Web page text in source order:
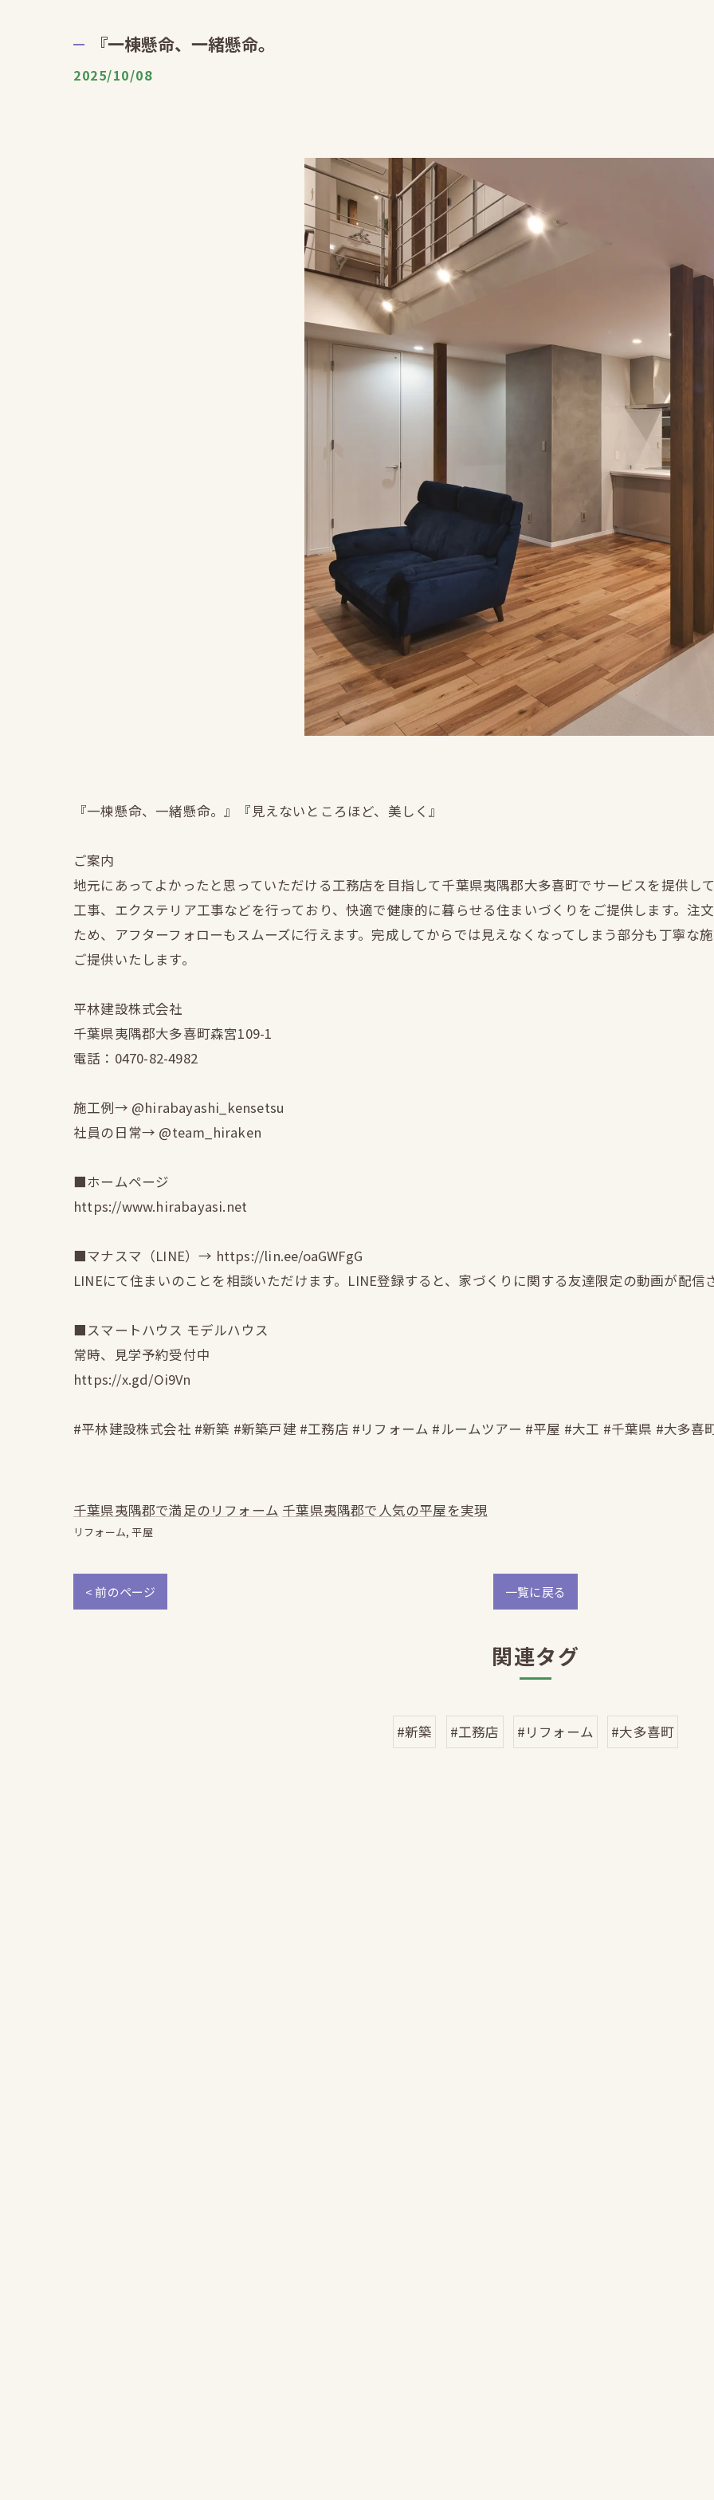
『一棟懸命、一緒懸命。
2025/10/08
『一棟懸命、一緒懸命。』『見えないところほど、美しく』
ご案内
地元にあってよかったと思っていただける工務店を目指して千葉県夷隅郡大多喜町でサービスを提供し
工事、エクステリア工事などを行っており、快適で健康的に暮らせる住まいづくりをご提供します。注
ため、アフターフォローもスムーズに行えます。完成してからでは見えなくなってしまう部分も丁寧な
ご提供いたします。
平林建設株式会社
千葉県夷隅郡大多喜町森宮109-1
電話：0470-82-4982
施工例→ @hirabayashi_kensetsu
社員の日常→ @team_hiraken
■ホームページ
https://www.hirabayasi.net
■マナスマ（LINE）→ https://lin.ee/oaGWFgG
LINEにて住まいのことを相談いただけます。LINE登録すると、家づくりに関する友達限定の動画が配信
■スマートハウス モデルハウス
常時、見学予約受付中
https://x.gd/Oi9Vn
#平林建設株式会社 #新築 #新築戸建 #工務店 #リフォーム #ルームツアー #平屋 #大工 #千葉県 #大多喜
千葉県夷隅郡で満足のリフォーム 千葉県夷隅郡で人気の平屋を実現
リフォーム 平屋
< 前のページ 一覧に戻る
関連タグ
#新築 #工務店 #リフォーム #大多喜町